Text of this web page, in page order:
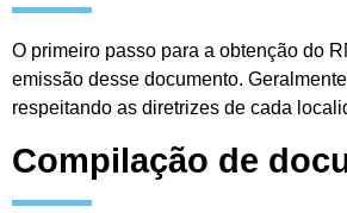
O primeiro passo para a obtenção do
emissão desse documento.
respeitando as diretrizes de cada
Compilação de